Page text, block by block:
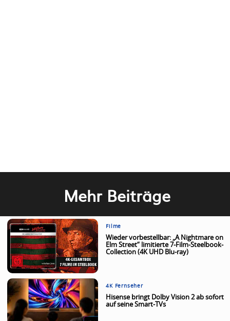
Mehr Beiträge
Filme
Wieder vorbestellbar: „A Nightmare on
Elm Street“ limitierte 7-Film-Steelbook-
Collection (4K UHD Blu-ray)
4K Fernseher
Hisense bringt Dolby Vision 2 ab sofort
auf seine Smart-TVs